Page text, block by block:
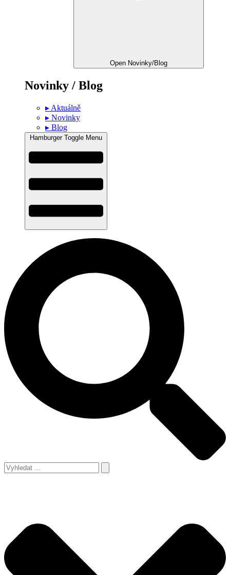
Open Novinky/Blog
Novinky / Blog
▸ Aktuálně
▸ Novinky
▸ Blog
Hamburger Toggle Menu